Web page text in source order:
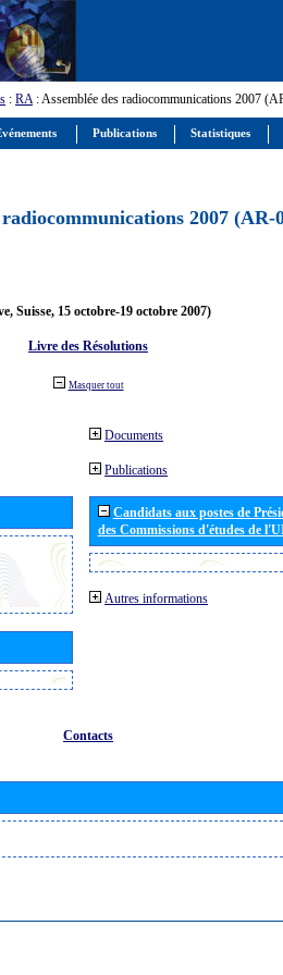
: RA: Assemblée des radiocommunications 2007
radiocommunications 2007 (AR-
Suisse, 15 octobre-19 octobre 2007)
Livre des Résolutions
Masquer tout
Documents
Publications
Candidats aux postes de
des Commissions d'études de
Autres informations
Contacts
Publications Statistiques